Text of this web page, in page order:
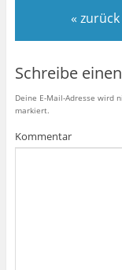
« zurück
Schreibe
Deine E-Mail-Adresse wird
markiert.
Kommentar